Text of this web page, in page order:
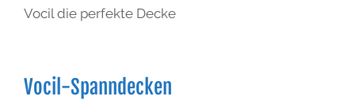
Vocil die perfekte Decke
Vocil-Spanndecken